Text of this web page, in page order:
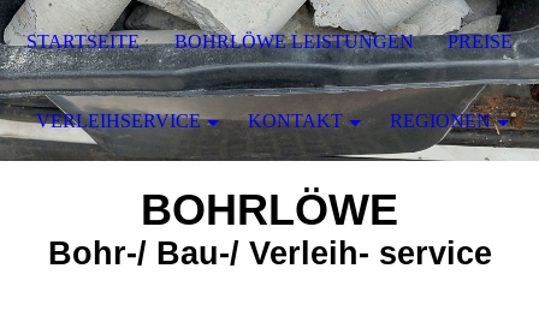
BOHRLÖWE
Bohr-/ Bau-/ Verleih- service
STARTSEITE BOHRLÖWE LEISTUNGEN PREISE
VERLEIHSERVICE KONTAKT REGIONEN